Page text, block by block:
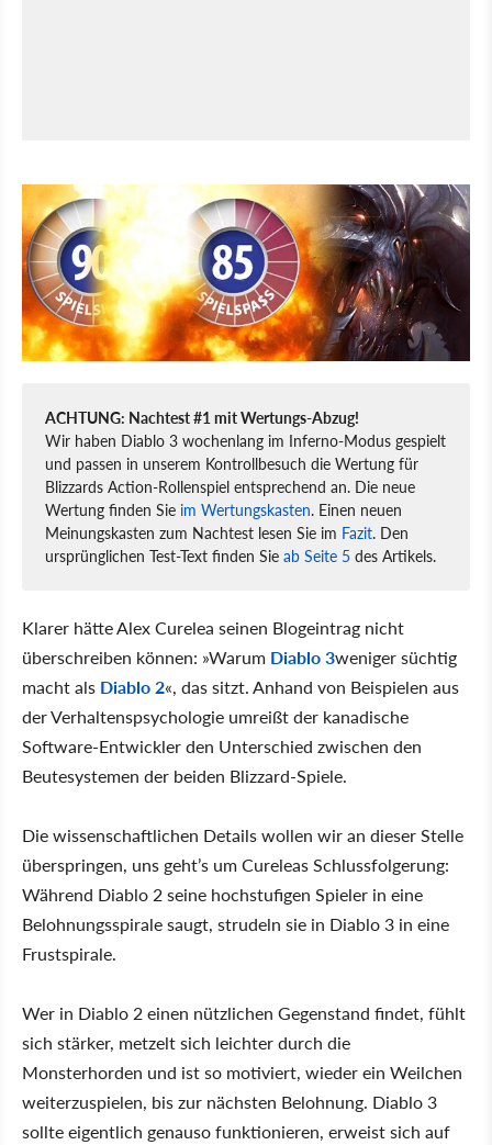
ACHTUNG: Nachtest #1 mit Wertungs-Abzug!
Wir haben Diablo 3 wochenlang im Inferno-Modus gespielt
und passen in unserem Kontrollbesuch die Wertung für
Blizzards Action-Rollenspiel entsprechend an. Die neue
Wertung finden Sie im Wertungskasten. Einen neuen
Meinungskasten zum Nachtest lesen Sie im Fazit. Den
ursprünglichen Test-Text finden Sie ab Seite 5 des Artikels.
Klarer hätte Alex Curelea seinen Blogeintrag nicht
überschreiben können: »Warum Diablo 3weniger süchtig
macht als Diablo 2«, das sitzt. Anhand von Beispielen aus
der Verhaltenspsychologie umreißt der kanadische
Software-Entwickler den Unterschied zwischen den
Beutesystemen der beiden Blizzard-Spiele.
Die wissenschaftlichen Details wollen wir an dieser Stelle
überspringen, uns geht’s um Cureleas Schlussfolgerung:
Während Diablo 2 seine hochstufigen Spieler in eine
Belohnungsspirale saugt, strudeln sie in Diablo 3 in eine
Frustspirale.
Wer in Diablo 2 einen nützlichen Gegenstand findet, fühlt
sich stärker, metzelt sich leichter durch die
Monsterhorden und ist so motiviert, wieder ein Weilchen
weiterzuspielen, bis zur nächsten Belohnung. Diablo 3
sollte eigentlich genauso funktionieren, erweist sich auf